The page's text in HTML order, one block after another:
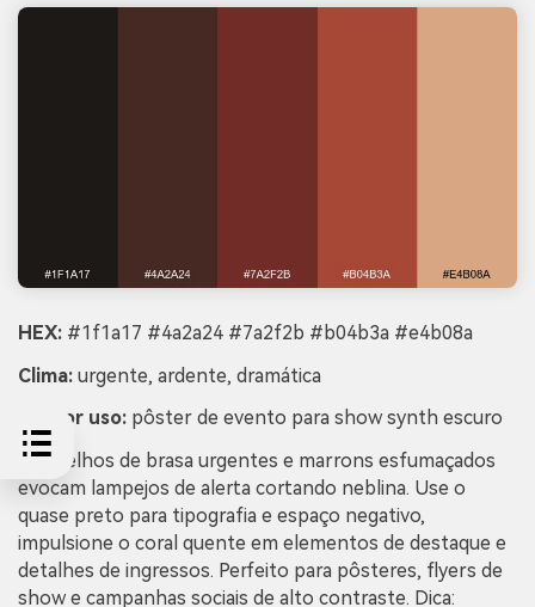
HEX: #1f1a17 #4a2a24 #7a2f2b #b04b3a #e4b08a
Clima: urgente, ardente, dramática
Melhor uso: pôster de evento para show synth escuro
Vermelhos de brasa urgentes e marrons esfumaçados
evocam lampejos de alerta cortando neblina. Use o
quase preto para tipografia e espaço negativo,
impulsione o coral quente em elementos de destaque e
detalhes de ingressos. Perfeito para pôsteres, flyers de
show e campanhas sociais de alto contraste. Dica: